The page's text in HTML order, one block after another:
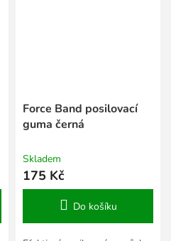
Force Band posilovací
guma černá
Skladem
175 Kč
Do košíku